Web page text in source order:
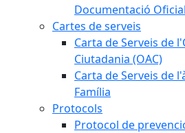
Documentació
Cartes de serveis
Carta de Serveis de
Ciutadania (OAC)
Carta de Serveis de
Família
Protocols
Protocol de